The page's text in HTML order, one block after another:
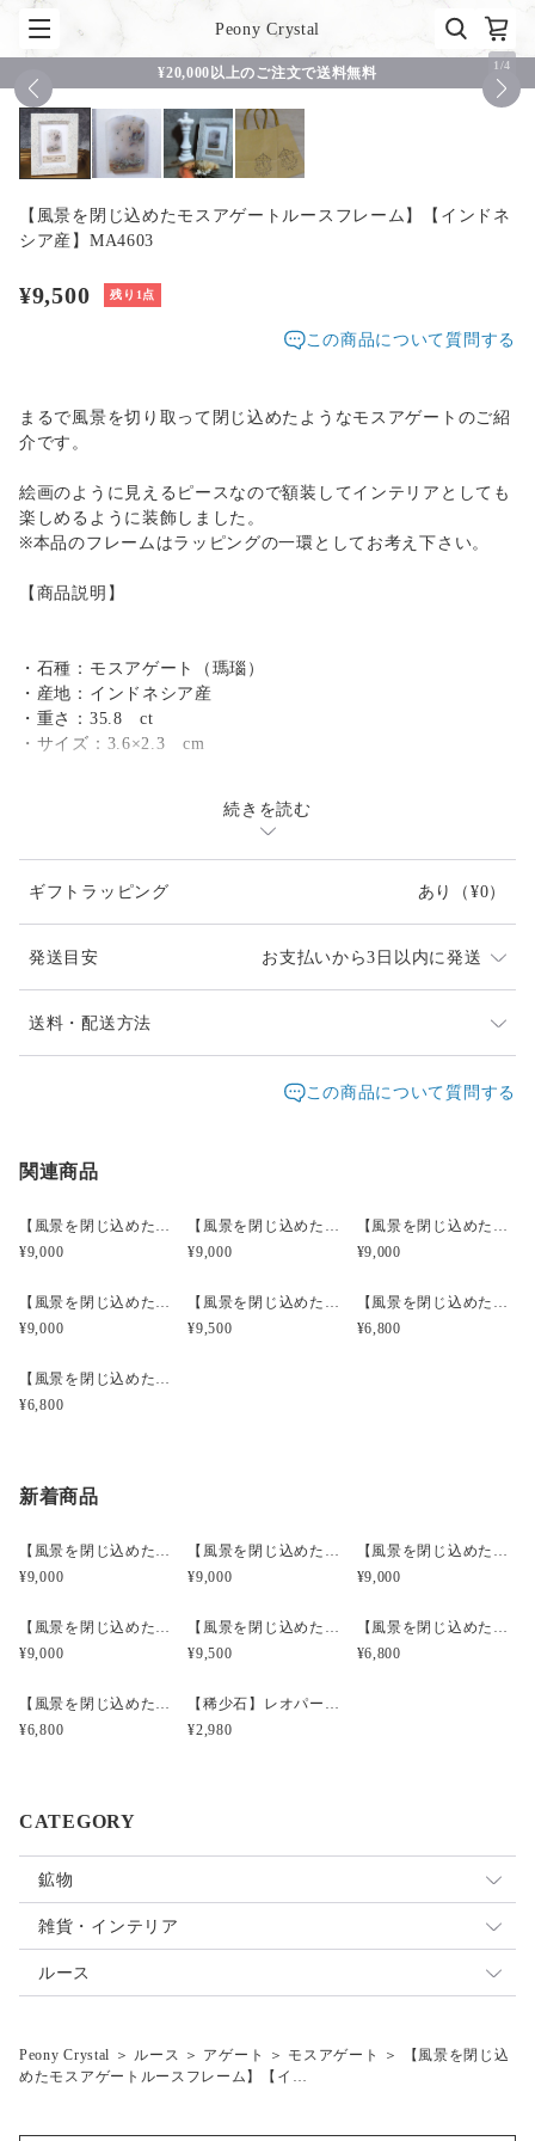
Peony Crystal
¥20,000以上のご注文で送料無料 1 /4
【風景を閉じ込めたモスアゲートルースフレーム】【インドネ
シア産】MA4603
¥9,500 残り1点
この商品について質問する
まるで風景を切り取って閉じ込めたようなモスアゲートのご紹
介です。
絵画のように見えるピースなので額装してインテリアとしても
楽しめるように装飾しました。
※本品のフレームはラッピングの一環としてお考え下さい。
【商品説明】
・石種：モスアゲート（瑪瑙）
・産地：インドネシア産
・重さ：35.8 ct
・サイズ：3.6×2.3 cm
【ご購入の前に】
・ご希望、ご質問がある場合は『ご購入前に』お問い合わせを
お願い致します。
続きを読む
ギフトラッピング あり （¥0）
発送目安 お支払いから3日以内に発送
発送は通常2、3日以内に対応させて頂いております。
イベント等で不在時はベストエフォートでの対応になり
送料・配送方法
レターパックプラス
宅急便コンパクト ○／ ○ 都道府県別 ¥0〜
この商品について質問する
関連商品
【風景を閉じ込めたモスアゲートルースフレーム】【インドネシア産】MA3201
¥9,000
【風景を閉じ込めたモスアゲートルースフレーム】【インドネシア産】MA4103
¥9,000
【風景を閉じ込めたモスアゲートルースフレーム】【インドネシア産】MA4604
¥9,000
【風景を閉じ込めたモスアゲートルースフレーム】【インドネシア産】MA4606
¥9,000
【風景を閉じ込めたモスアゲートルースフレーム】【インドネシア産】MA5002
¥9,500
【風景を閉じ込めたモスアゲートルースフレーム】【インドネシア産】MA1601
¥6,800
【風景を閉じ込めたモスアゲートルースフレーム】【インドネシア産】MA1602
¥6,800
新着商品
【風景を閉じ込めたモスアゲートルースフレーム】【インドネシア産】MA3201
¥9,000
【風景を閉じ込めたモスアゲートルースフレーム】【インドネシア産】MA4103
¥9,000
【風景を閉じ込めたモスアゲートルースフレーム】【インドネシア産】MA4604
¥9,000
【風景を閉じ込めたモスアゲートルースフレーム】【インドネシア産】MA4606
¥9,000
【風景を閉じ込めたモスアゲートルースフレーム】【インドネシア産】MA5002
¥9,500
【風景を閉じ込めたモスアゲートルースフレーム】【インドネシア産】MA1601
¥6,800
【風景を閉じ込めたモスアゲートルースフレーム】【インドネシア産】MA1602
¥6,800
【稀少石】レオパードオパール（ミニボトル）
¥2,980
CATEGORY
鉱物
原石
オパール
標本
雑貨・インテリア
雑貨
ルース
モスアゲート
福袋
Peony Crystal ＞ ルース ＞ アゲート ＞ モスアゲート ＞
【風景を閉じ込
めたモスアゲートルースフレーム】【イ…